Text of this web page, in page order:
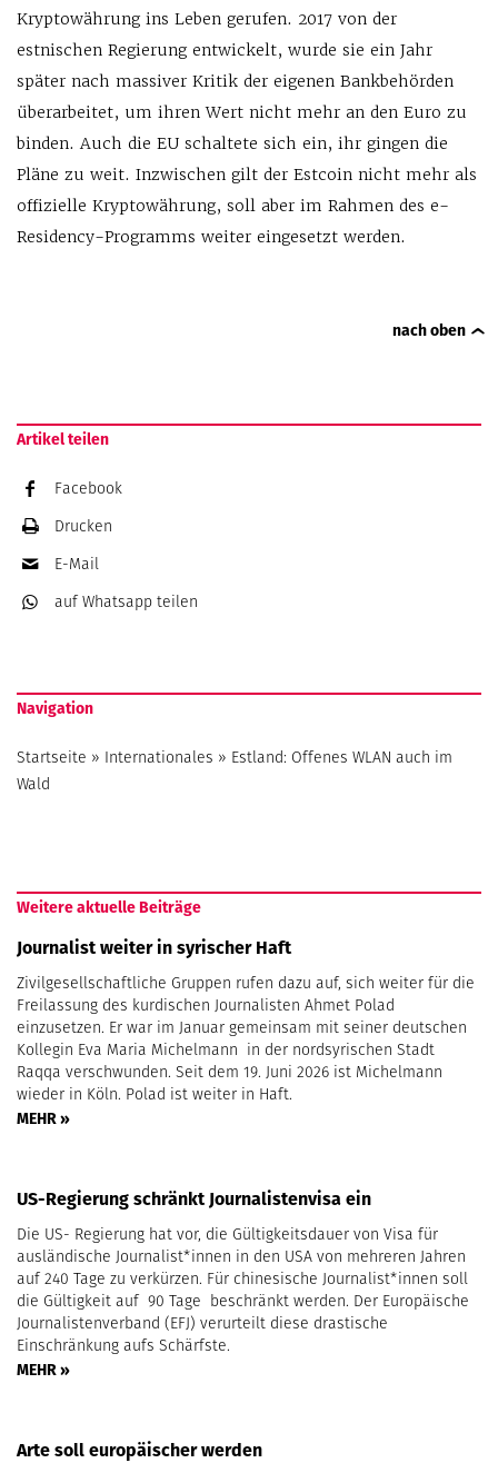
Kryptowährung ins Leben gerufen. 2017 von der
estnischen Regierung entwickelt, wurde sie ein Jahr
später nach massiver Kritik der eigenen Bankbehörden
überarbeitet, um ihren Wert nicht mehr an den Euro zu
binden. Auch die EU schaltete sich ein, ihr gingen die
Pläne zu weit. Inzwischen gilt der Estcoin nicht mehr als
offizielle Kryptowährung, soll aber im Rahmen des e-
Residency-Programms weiter eingesetzt werden.
nach oben
Artikel teilen
Facebook
Drucken
E-Mail
auf Whatsapp teilen
Navigation
Startseite » Internationales » Estland: Offenes WLAN auch im
Wald
Weitere aktuelle Beiträge
Journalist weiter in syrischer Haft
Zivilgesellschaftliche Gruppen rufen dazu auf, sich weiter für die
Freilassung des kurdischen Journalisten Ahmet Polad
einzusetzen. Er war im Januar gemeinsam mit seiner deutschen
Kollegin Eva Maria Michelmann in der nordsyrischen Stadt
Raqqa verschwunden. Seit dem 19. Juni 2026 ist Michelmann
wieder in Köln. Polad ist weiter in Haft.
MEHR »
US-Regierung schränkt Journalistenvisa ein
Die US- Regierung hat vor, die Gültigkeitsdauer von Visa für
ausländische Journalist*innen in den USA von mehreren Jahren
auf 240 Tage zu verkürzen. Für chinesische Journalist*innen soll
die Gültigkeit auf 90 Tage beschränkt werden. Der Europäische
Journalistenverband (EFJ) verurteilt diese drastische
Einschränkung aufs Schärfste.
MEHR »
Arte soll europäischer werden